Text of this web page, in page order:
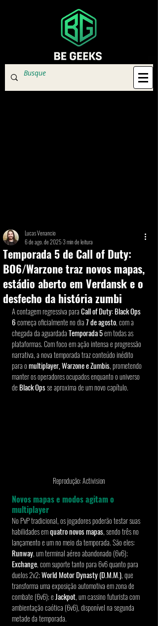
Temporada 5 de Call of Duty:
BO6/Warzone traz novos mapas,
estádio aberto em Verdansk e o
desfecho da história zumbi
Lucas Venancio
6 de ago. de 20253 min de leitura
A contagem regressiva para Call of Duty: Black Ops
6 começa oficialmente no dia 7 de agosto, com a
chegada da aguardada Temporada 5 em todas as
plataformas. Com foco em ação intensa e progressão
narrativa, a nova temporada traz conteúdo inédito
para o multiplayer, Warzone e Zumbis, prometendo
manter os operadores ocupados enquanto o universo
de Black Ops se aproxima de um novo capítulo.
Reprodução: Activision
Novos mapas e modos agitam o
multiplayer
No PvP tradicional, os jogadores poderão testar suas
habilidades em quatro novos mapas, sendo três no
lançamento e um no meio da temporada. São eles:
Runway, um terminal aéreo abandonado (6v6);
Exchange, com suporte tanto para 6v6 quanto para
duelos 2v2; World Motor Dynasty (D.M.M.), que
transforma uma exposição automotiva em zona de
combate (6v6); e Jackpot, um cassino futurista com
ambientação caótica (6v6), disponível na segunda
metade da temporada.